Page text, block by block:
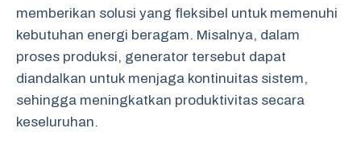
memberikan solusi yang fleksibel untuk memenuhi
kebutuhan energi beragam. Misalnya, dalam
proses produksi, generator tersebut dapat
diandalkan untuk menjaga kontinuitas sistem,
sehingga meningkatkan produktivitas secara
keseluruhan.